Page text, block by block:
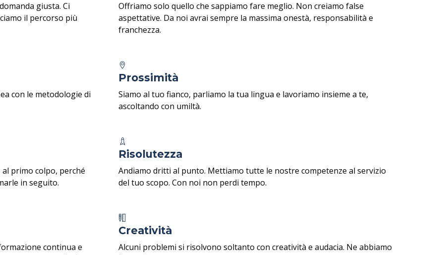
giusta. Ci
il percorso più
Offriamo solo quello che sappiamo fare meglio. Non creiamo false
aspettative. Da noi avrai sempre la massima onestà, responsabilità e
franchezza.
con le metodologie di
Prossimità
Siamo al tuo fianco, parliamo la tua lingua e lavoriamo insieme a te,
ascoltando con umiltà.
primo colpo, perché
in seguito.
Risolutezza
Andiamo dritti al punto. Mettiamo tutte le nostre competenze al servizio
del tuo scopo. Con noi non perdi tempo.
continua e
Creatività
Alcuni problemi si risolvono soltanto con creatività e audacia. Ne abbiamo